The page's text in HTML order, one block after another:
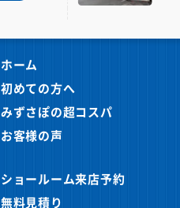
ホーム
初めての方へ
みずさぽの超コスパ
お客様の声
ショールーム来店予約
無料見積り